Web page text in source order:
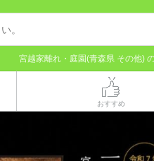
宮越家離れ・庭園(青森県 その他)
おすすめ